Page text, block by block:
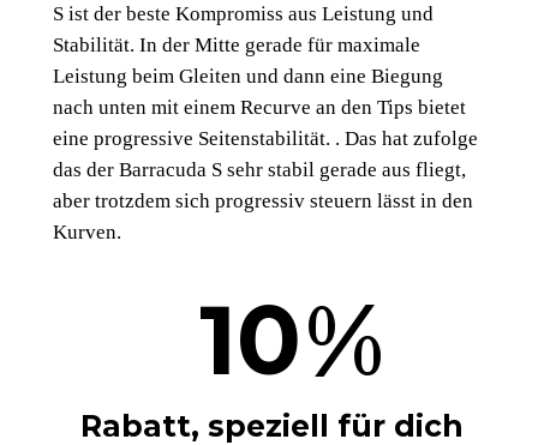
S ist der beste Kompromiss aus Leistung und
Stabilität. In der Mitte gerade für maximale
Leistung beim Gleiten und dann eine Biegung
nach unten mit einem Recurve an den Tips bietet
eine progressive Seitenstabilität. . Das hat zufolge
das der Barracuda S sehr stabil gerade aus fliegt,
aber trotzdem sich progressiv steuern lässt in den
Kurven.
10%
Rabatt, speziell für dich